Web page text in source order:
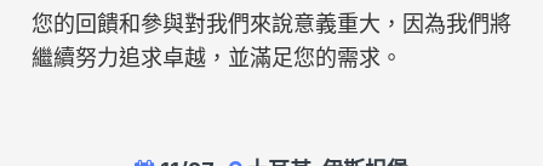
最新消息
您的回饋和參與對我們來說意義重大，因為我們將
繼續努力追求卓越，並滿足您的需求。